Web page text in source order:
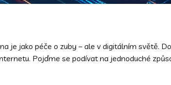
je jako péče o zuby – ale v digitálním světě.
Pojďme se podívat na jednoduché